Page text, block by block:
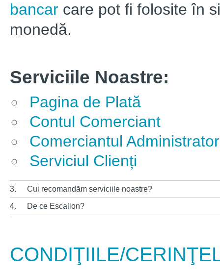
bancar care pot fi folosite în
monedă.
Serviciile Noastre:
Pagina de Plată
Contul Comerciant
Comerciantul Administrator
Serviciul Clienți
3. Cui recomandăm serviciile noastre?
4. De ce Escalion?
CONDIŢIILE/